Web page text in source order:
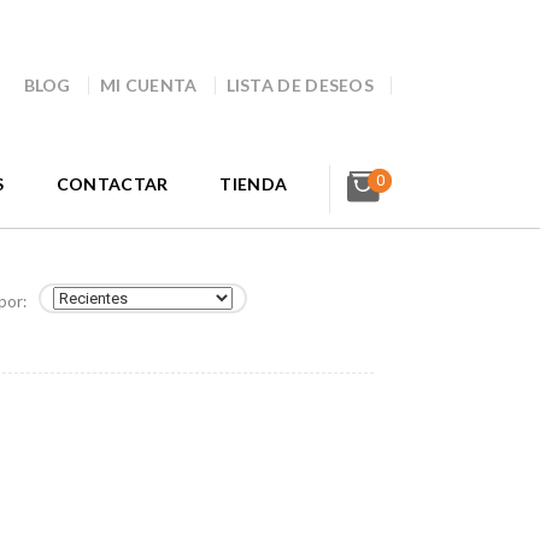
BLOG MI CUENTA LISTA DE DESEOS
CONTACTAR TIENDA 0